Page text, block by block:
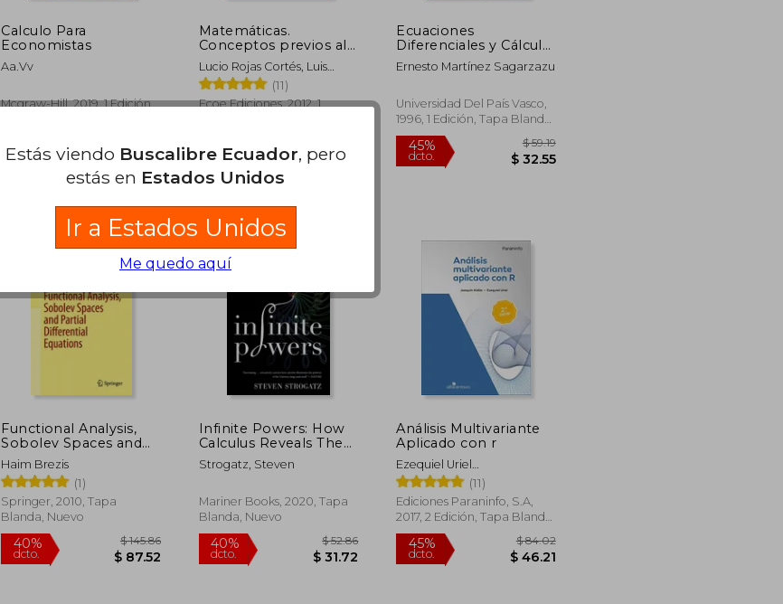
Calculo Para
Economistas
Aa.Vv
Mcgraw-Hill, 2019, 1 Edición,
Matemáticas.
Conceptos previos al
cálculo
Lucio Rojas Cortés, Luis
Enrique Rojas Cárdenas,
Francisco Soler Fajardo
(11)
Ecoe Ediciones, 2012, 1
45%
dcto.
Ecuaciones
Diferenciales y Cálculo
Integral: Aplicaciones
y Ejercicios (Manuales
Unibertsitateko
Eskuliburuak)
Ernesto Martínez Sagarzazu
Universidad Del País Vasco,
1996, 1 Edición, Tapa Blanda,
Nuevo
45%
dcto.
Functional Analysis,
Sobolev Spaces and
Partial Differential
Equations
(Universitext) (en
Inglés)
Haim Brezis
(1)
Springer, 2010, Tapa
Blanda, Nuevo
Infinite Powers: How
Calculus Reveals The
Secrets Of The
Universe (en Inglés)
Strogatz, Steven
Mariner Books, 2020, Tapa
Blanda, Nuevo
Análisis Multivariante
Aplicado con r
Ezequiel Uriel
Jiménez,Joaquín Aldás
Manzano
(11)
Ediciones Paraninfo, S.A,
2017, 2 Edición, Tapa Blanda,
Nuevo
Estás viendo Buscalibre Ecuador, pero
estás en Estados Unidos
Ir a Estados Unidos
Me quedo aquí